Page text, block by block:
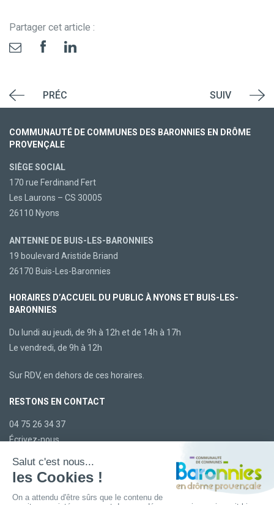
Partager cet article :
PRÉC SUIV
COMMUNAUTÉ DE COMMUNES DES BARONNIES EN DRÔME
PROVENÇALE
SIÈGE SOCIAL
170 rue Ferdinand Fert
Les Laurons – CS 30005
26110 Nyons
ANTENNE DE BUIS-LES-BARONNIES
19 boulevard Aristide Briand
26170 Buis-Les-Baronnies
HORAIRES D’ACCUEIL DU PUBLIC À NYONS ET BUIS-LES-
BARONNIES
Du lundi au jeudi, de 9h à 12h et de 14h à 17h
Le vendredi, de 9h à 12h
Sur RDV, en dehors de ces horaires.
RESTONS EN CONTACT
04 75 26 34 37
Écrivez-nous
LA CCBDP